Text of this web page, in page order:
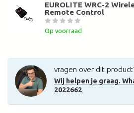
EUROLITE WRC-2
Remote Control
Op voorraad
vragen over dit
Wij helpen je graag.
2022662